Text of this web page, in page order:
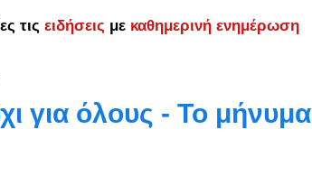
τις ειδήσεις με καθημερινή ενημέρωση
για όλους - Το μήνυμα